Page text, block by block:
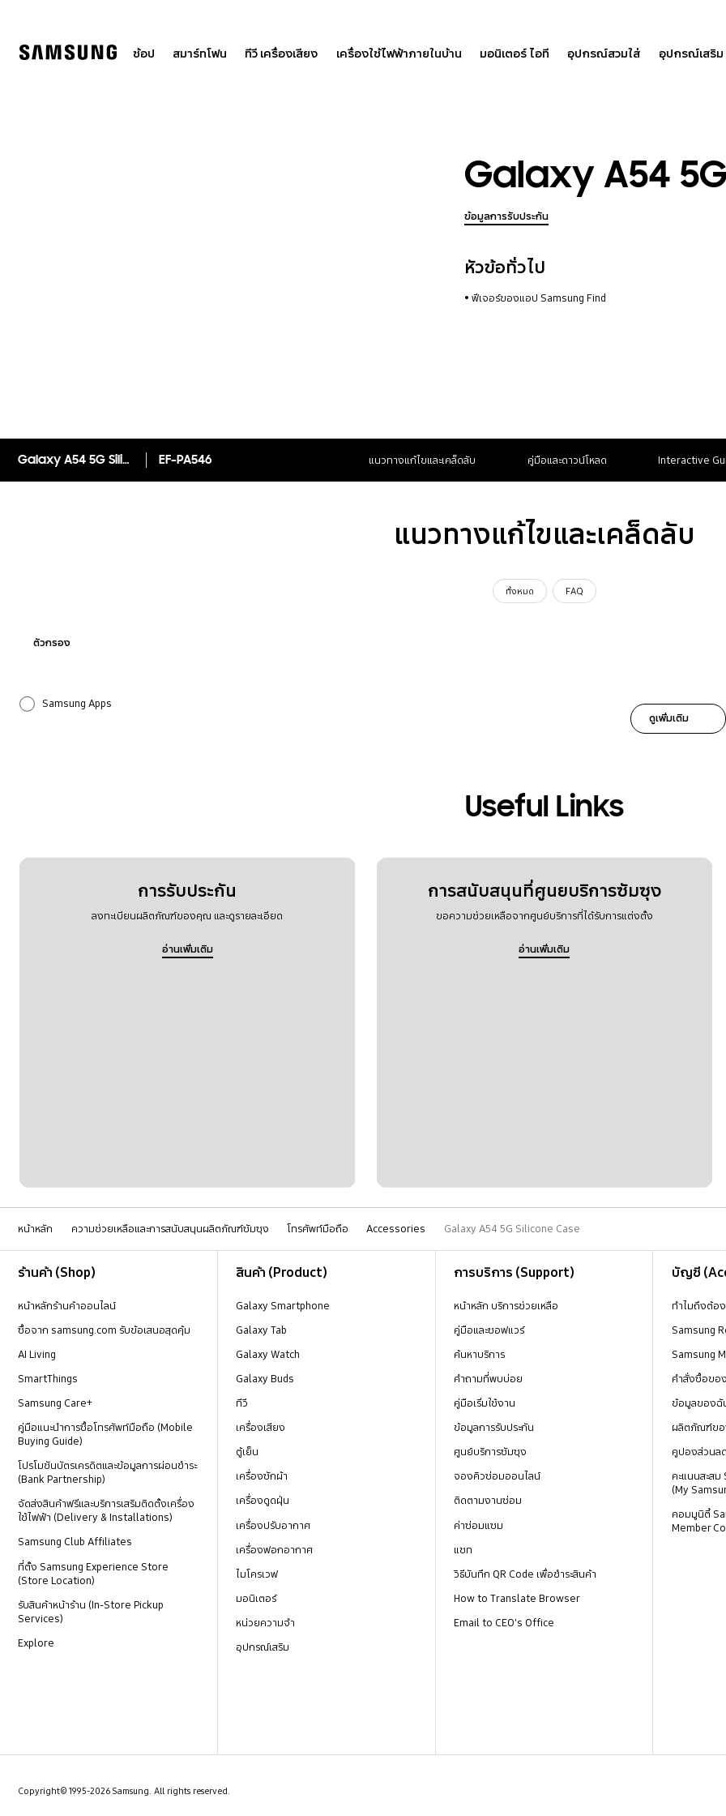
ช้อป สมาร์ทโฟน ทีวี เครื่องเสียง เครื่องใช้ไฟฟ้าภายในบ้าน มอนิเตอร์ ไอที อุปกรณ์สวมใส่ อุปกรณ์เสริม
Galaxy A54
ข้อมูลการรับประกัน
หัวข้อทั่วไป
ฟีเจอร์ของแอป Samsung Find
Galaxy A54 5G Silicone Case EF-PA546 แนวทางแก้ไขและเคล็ดลับ คู่มือและดาวน์โหลด Interactive
แนวทางแก้ไขและเคล็ดลับ
ทั้งหมด FAQ
ตัวกรอง
Samsung Apps
ดูเพิ่มเติม
Useful Links
การรับประกัน
ลงทะเบียนผลิตภัณฑ์ของคุณ และดูรายละเอียด
อ่านเพิ่มเติม
การสนับสนุนที่ศูนยบริการซัมซุง
ขอความช่วยเหลือจากศูนย์บริการที่ได้รับการแต่งตั้ง
อ่านเพิ่มเติม
หน้าหลัก ความช่วยเหลือและการสนับสนุนผลิตภัณฑ์ซัมซุง โทรศัพท์มือถือ Accessories Galaxy A54 5G Silicone Case
ร้านค้า (Shop)
หน้าหลักร้านค้าออนไลน์
ซื้อจาก samsung.com รับข้อเสนอสุดคุ้ม
AI Living
SmartThings
Samsung Care+
คู่มือแนะนำการซื้อโทรศัพท์มือถือ (Mobile
Buying Guide)
โปรโมชันบัตรเครดิตและข้อมูลการผ่อนชำระ
(Bank Partnership)
จัดส่งสินค้าฟรีและบริการเสริมติดตั้งเครื่อง
ใช้ไฟฟ้า (Delivery & Installations)
Samsung Club Affiliates
ที่ตั้ง Samsung Experience Store
(Store Location)
รับสินค้าหน้าร้าน (In-Store Pickup
Services)
Explore
สินค้า (Product)
Galaxy Smartphone
Galaxy Tab
Galaxy Watch
Galaxy Buds
ทีวี
เครื่องเสียง
ตู้เย็น
เครื่องซักผ้า
เครื่องดูดฝุ่น
เครื่องปรับอากาศ
เครื่องฟอกอากาศ
ไมโครเวฟ
มอนิเตอร์
หน่วยความจำ
อุปกรณ์เสริม
การบริการ (Support)
หน้าหลัก บริการช่วยเหลือ
คู่มือและซอฟแวร์
ค้นหาบริการ
คำถามที่พบบ่อย
คู่มือเริ่มใช้งาน
ข้อมูลการรับประกัน
ศูนย์บริการซัมซุง
จองคิวซ่อมออนไลน์
ติดตามงานซ่อม
ค่าซ่อมแซม
แชท
วิธีบันทึก QR Code เพื่อชำระสินค้า
How to Translate Browser
Email to CEO's Office
บัญชี
ทำไมถึงต้อ
Samsung
Samsung
คำสั่งซื้อขอ
ข้อมูลของฉั
ผลิตภัณฑ์ขอ
คูปองส่วนล
คะแนนสะส
(My
คอมมูนิตี้
Member
Copyright© 1995-2026 Samsung. All rights reserved.